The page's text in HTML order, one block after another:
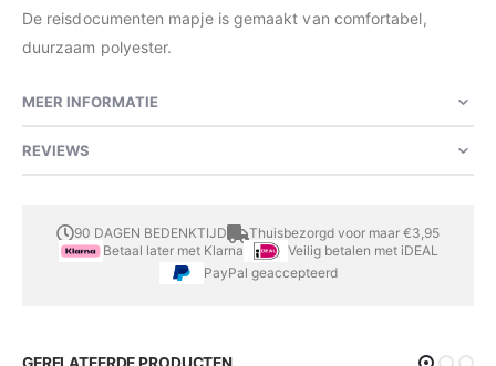
De reisdocumenten mapje is gemaakt van comfortabel,
duurzaam polyester.
MEER INFORMATIE
REVIEWS
90 DAGEN BEDENKTIJD
Thuisbezorgd voor maar €3,95
Betaal later met Klarna
Veilig betalen met iDEAL
PayPal geaccepteerd